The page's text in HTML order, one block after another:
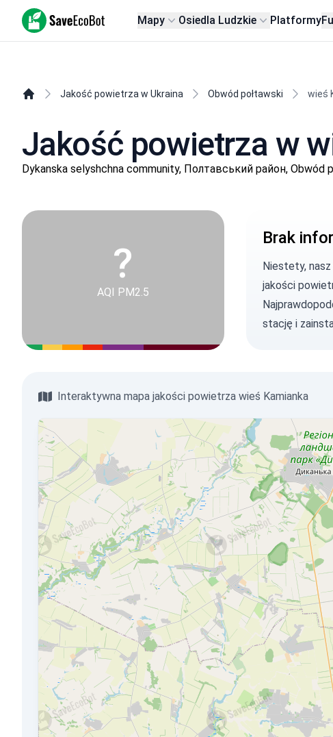
SaveEcoBot Mapy Osiedla Ludzkie Platformy
Jakość powietrza w Ukraina Obwód połtawski wieś
Jakość powietrza w
Dykanska selyshchna community, Полтавський район, Obwód
?
AQI PM2.5
Brak
Niestety,
jakości
stację i
Interaktywna mapa jakości powietrza wieś Kamianka